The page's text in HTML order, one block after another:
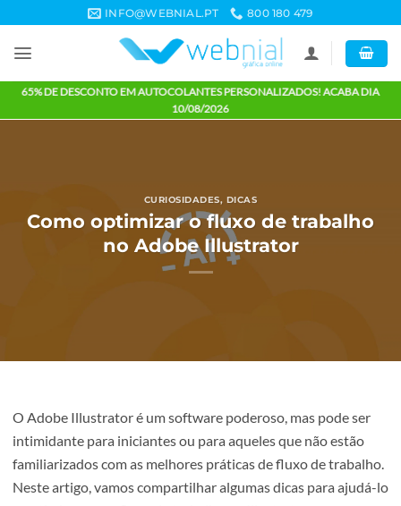
content
INFO@WEBNIAL.PT 800 180 479
65% DE DESCONTO EM AUTOCOLANTES PERSONALIZADOS!
10/08/2026
CURIOSIDADES,DICAS
Como optimizar o fluxo de
no Adobe Illustrator
O Adobe Illustrator é um software poderoso, mas pode
intimidante para iniciantes ou para aqueles que não